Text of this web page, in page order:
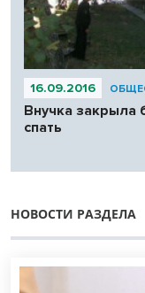
16.09.2016
Внучка закрыла
спать
НОВОСТИ РАЗДЕЛА